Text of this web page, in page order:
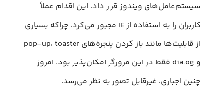
سیستم‌عامل‌های ویندوز قرار داد. این اقدام عملاً
کاربران را به استفاده از IE مجبور می‌کرد، چراکه بسیاری
از قابلیت‌ها مانند باز کردن پنجره‌های pop-up، toaster
و dialog فقط در این مرورگر امکان‌پذیر بود. امروز
چنین اجباری، غیرقابل تصور به نظر می‌رسد.